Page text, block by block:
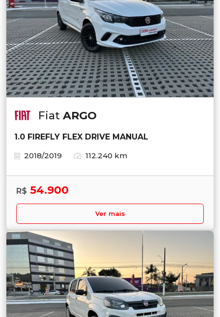
Fiat ARGO
1.0 FIREFLY FLEX DRIVE MANUAL
2018/2019
112.240 km
R$ 54.900
Ver mais